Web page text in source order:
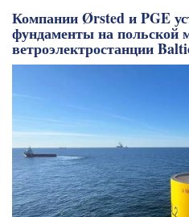
Компании Ørsted и PGE
фундаменты на польской
ветроэлектростанции